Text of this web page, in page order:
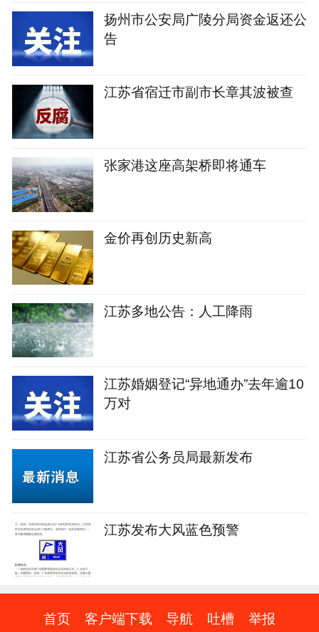
扬州市公安局广陵分局资金返还公
告
江苏省宿迁市副市长章其波被查
张家港这座高架桥即将通车
金价再创历史新高
江苏多地公告：人工降雨
江苏婚姻登记“异地通办”去年逾10
万对
江苏省公务员局最新发布
江苏发布大风蓝色预警
首页 客户端下载 导航 吐槽 举报